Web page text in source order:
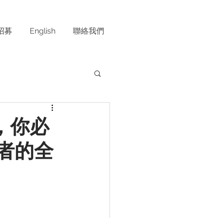
募 English 聯絡我們
你必
的全